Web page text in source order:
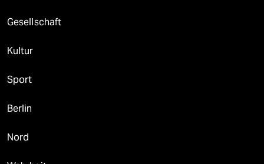
Gesellschaft
Kultur
Sport
Berlin
Nord